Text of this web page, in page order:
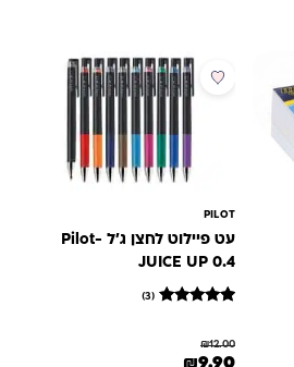
מבצע
PILOT
עט פיילוט לחצן ג'ל Pilot-
JUICE UP 0.4
(3)
₪12.00
המחיר המקורי היה: ₪12.00.